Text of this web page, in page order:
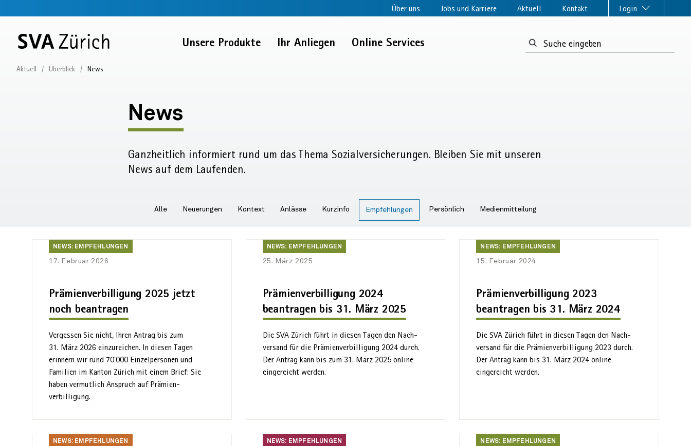
Navigation
Über uns Jobs und Karriere Aktuell Kontakt Login
Unsere Produkte Ihr Anliegen Online Services Suchformular:
News
Aktuell Überblick News
News
Ganz­heitlich informiert rund um das Thema Sozial­versicherungen. Bleiben Sie mit unseren
News auf dem Laufenden.
Alle Neuerungen Kontext Anlässe Kurzinfo Empfehlungen Persönlich Medienmitteilung
NEWS: EMPFEHLUNGEN
Prämienverbilligung 2025 jetzt
noch beantragen
News:
Empfehlungen
17. Februar 2026
Vergessen Sie nicht, Ihren Antrag bis zum
31. März 2026 einzureichen. In diesen Tagen
erinnern wir rund 70'000 Einzel­personen und
Familien im Kanton Zürich mit einem Brief: Sie
haben vermutlich Anspruch auf Prämien­
verbilligung.
NEWS: EMPFEHLUNGEN
Prämienverbilligung 2024
beantragen bis 31. März 2025
News:
Empfehlungen
25. März 2025
Die SVA Zürich führt in diesen Tagen den Nach­
versand für die Prämien­verbilligung 2024 durch.
Der Antrag kann bis zum 31. März 2025 online
eingereicht werden.
NEWS: EMPFEHLUNGEN
Prämienverbilligung 2023
beantragen bis 31. März 2024
News:
Empfehlungen
15. Februar 2024
Die SVA Zürich führt in diesen Tagen den Nach­
versand für die Prämien­verbilligung 2023 durch.
Der Antrag kann bis 31. März 2024 online
eingereicht werden.
NEWS: EMPFEHLUNGEN
News:
NEWS: EMPFEHLUNGEN
News:
NEWS: EMPFEHLUNGEN
News: